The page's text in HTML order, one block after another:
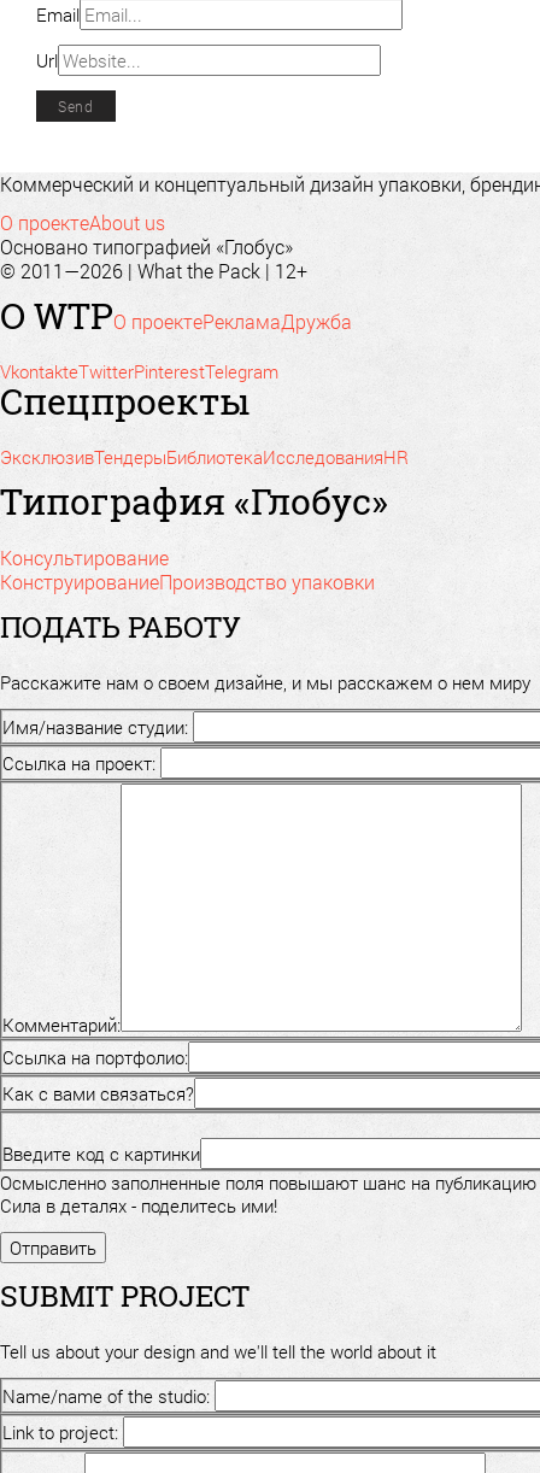
Email
Url
Коммерческий и концептуальный дизайн упаковки,
О проектеAbout us
Основано типографией «Глобус»
© 2011—2026 | What the Pack | 12+
О WTPО проектеРекламаДружба
VkontakteTwitterPinterestTelegram
Спецпроекты
ЭксклюзивТендерыБиблиотекаИсследованияHR
Типография «Глобус»
Консультирование
КонструированиеПроизводство упаковки
ПОДАТЬ РАБОТУ
Расскажите нам о своем дизайне, и мы расскажем о нем миру
Имя/название студии:
Ссылка на проект:
Комментарий:
Ссылка на портфолио:
Как с вами связаться?
Введите код с картинки
Осмысленно заполненные поля повышают шанс на публикацию
Сила в деталях - поделитесь ими!
SUBMIT PROJECT
Tell us about your design and we'll tell the world about it
Name/name of the studio:
Link to project: